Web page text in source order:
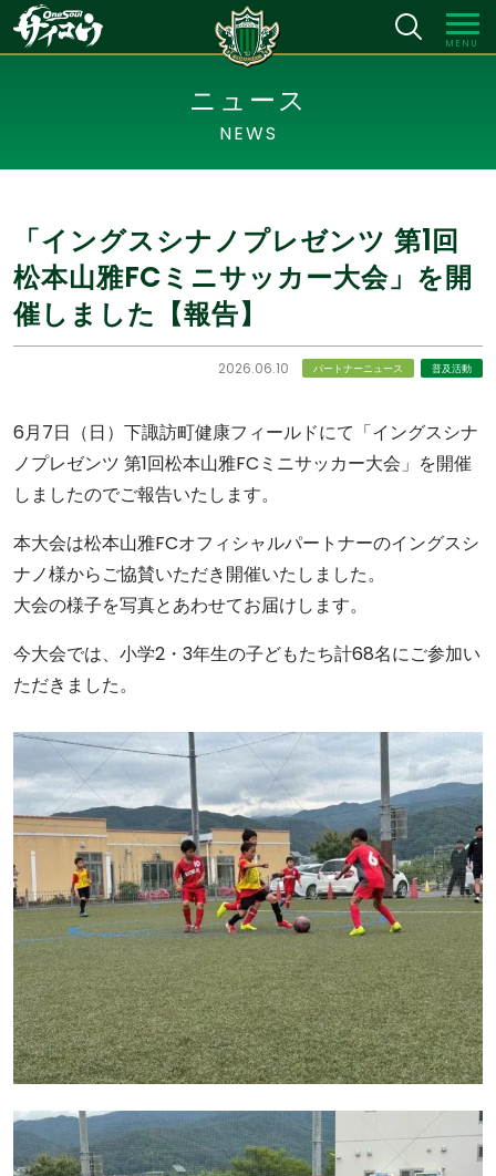
MENU
ニュース
NEWS
「イングスシナノプレゼンツ 第1回
松本山雅FCミニサッカー大会」を開
催しました【報告】
2026.06.10 パートナーニュース 普及活動
6月7日（日）下諏訪町健康フィールドにて「イングスシナ
ノプレゼンツ 第1回松本山雅FCミニサッカー大会」を開催
しましたのでご報告いたします。
本大会は松本山雅FCオフィシャルパートナーのイングスシ
ナノ様からご協賛いただき開催いたしました。
大会の様子を写真とあわせてお届けします。
今大会では、小学2・3年生の子どもたち計68名にご参加い
ただきました。